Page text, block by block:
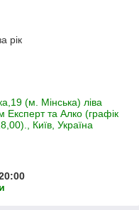
рік
(м. Мінська) ліва
та Алко (графік
Київ, Україна